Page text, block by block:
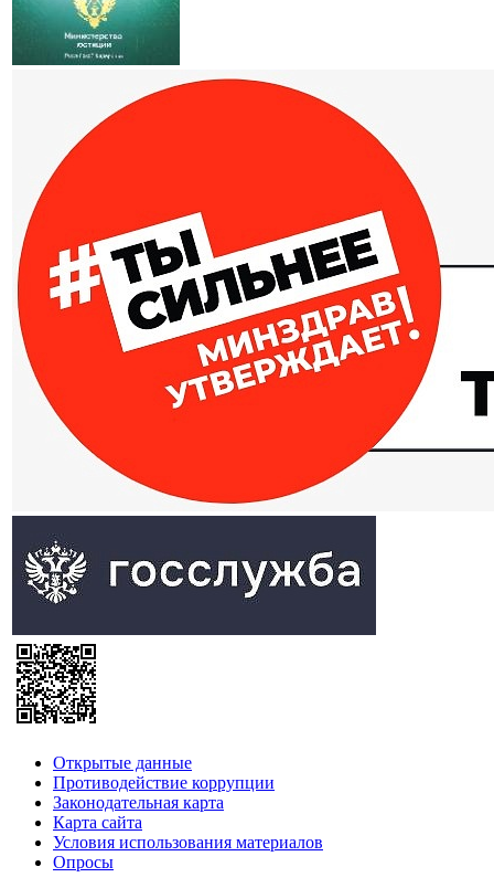
Открытые данные
Противодействие коррупции
Законодательная карта
Карта сайта
Условия использования материалов
Опросы